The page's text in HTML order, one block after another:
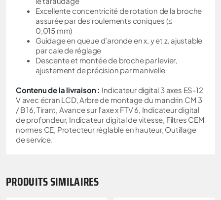
Excellente concentricité de rotation de la broche
assurée par des roulements coniques (≤
0,015 mm)
Guidage en queue d’aronde en x, y et z, ajustable
par cale de réglage
Descente et montée de broche par levier,
ajustement de précision par manivelle
Contenu de la livraison : Indicateur digital 3 axes ES-12
V avec écran LCD, Arbre de montage du mandrin CM 3
/ B 16, Tirant, Avance sur l’axe x FTV 6, Indicateur digital
de profondeur, Indicateur digital de vitesse, Filtres CEM
normes CE, Protecteur réglable en hauteur, Outillage
de service.
PRODUITS SIMILAIRES